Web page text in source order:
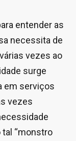
entender as
necessita de
vezes ao
surge
em serviços
vezes
“monstro